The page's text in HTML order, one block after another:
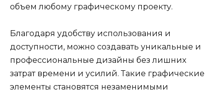
объем любому графическому проекту.
Благодаря удобству использования и
доступности, можно создавать уникальные и
профессиональные дизайны без лишних
затрат времени и усилий. Такие графические
элементы становятся незаменимыми